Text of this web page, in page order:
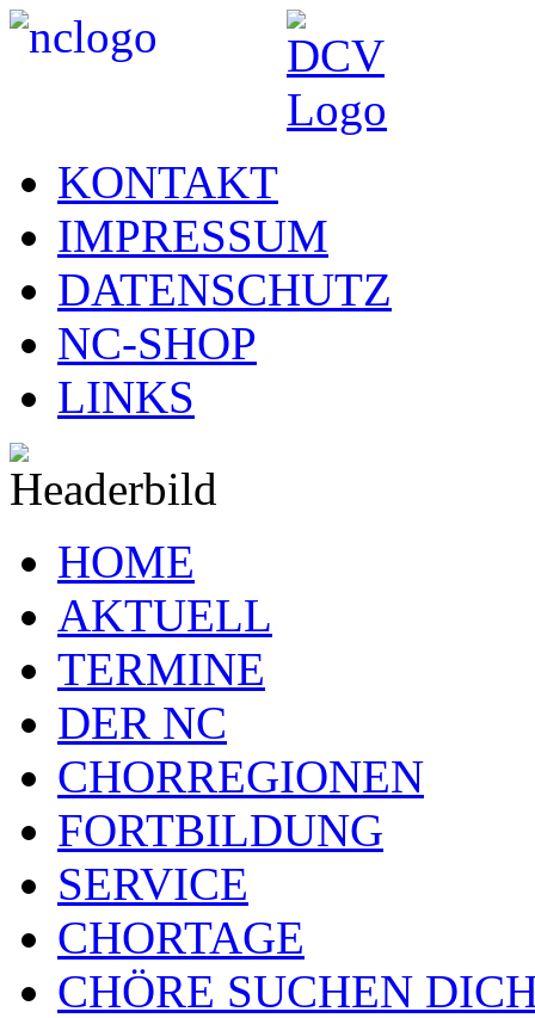
KONTAKT
IMPRESSUM
DATENSCHUTZ
NC-SHOP
LINKS
HOME
AKTUELL
TERMINE
DER NC
CHORREGIONEN
FORTBILDUNG
SERVICE
CHORTAGE
CHÖRE SUCHEN